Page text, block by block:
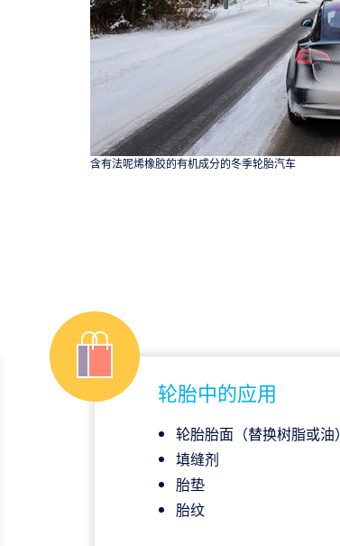
含有法呢烯橡胶的有机成分的冬季轮胎汽车
轮胎中的应用
轮胎胎面（替换树脂或油）
填缝剂
胎垫
胎纹